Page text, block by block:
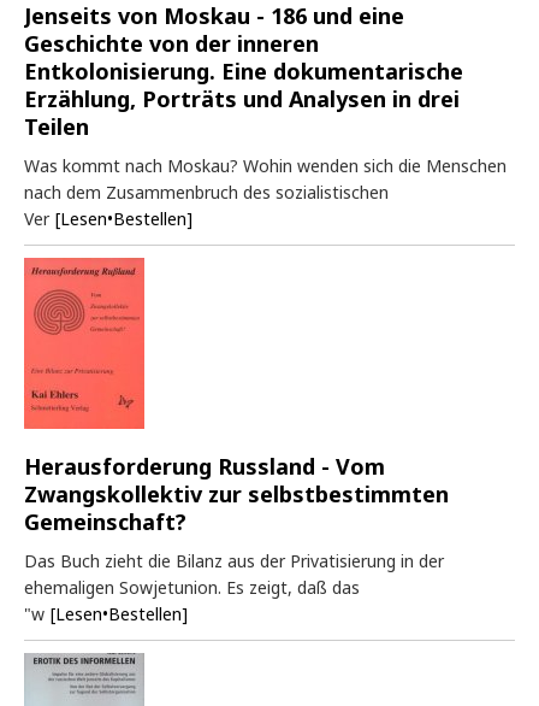
Jenseits von Moskau - 186 und eine
Geschichte von der inneren
Entkolonisierung. Eine dokumentarische
Erzählung, Porträts und Analysen in drei
Teilen
Was kommt nach Moskau? Wohin wenden sich die Menschen
nach dem Zusammenbruch des sozialistischen
Ver [Lesen•Bestellen]
Herausforderung Russland - Vom
Zwangskollektiv zur selbstbestimmten
Gemeinschaft?
Das Buch zieht die Bilanz aus der Privatisierung in der
ehemaligen Sowjetunion. Es zeigt, daß das
"w [Lesen•Bestellen]